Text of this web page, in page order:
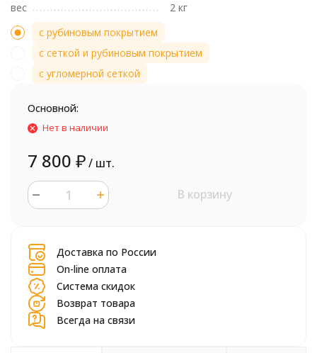
вес
2 кг
с рубиновым покрытием
с сеткой и рубиновым покрытием
с угломерной сеткой
Основной:
Нет в наличии
7 800 ₽/ шт.
В корзину
Доставка по России
On-line оплата
Система скидок
Возврат товара
Всегда на связи